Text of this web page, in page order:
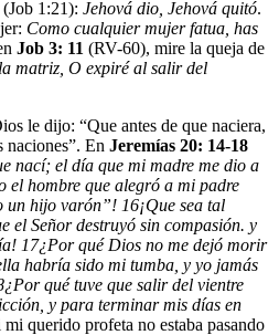
1:21): Jehová dio, Jehová quitó.
Como cualquier mujer fatua, has
Job 3: 11 (RV-60), mire la queja de
matriz, O expiré al salir del
le dijo: “Que antes de que naciera,
naciones”. En Jeremías 20: 14-18
nací; el día que mi madre me dio a
el hombre que alegró a mi padre
un hijo varón”! 16¡Que sea tal
el Señor destruyó sin compasión. y
17¿Por qué Dios no me dejó morir
habría sido mi tumba, y yo jamás
¿Por qué tuve que salir del vientre
y para terminar mis días en
querido profeta no estaba pasando